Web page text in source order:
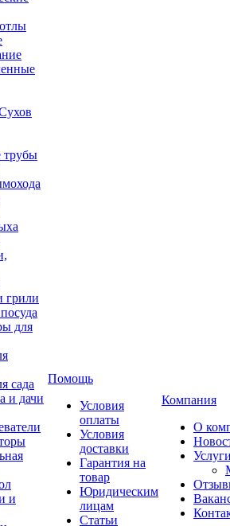
трубы
грили
для
сада
и дачи
и
Помощь
Условия
оплаты
Условия
доставки
Гарантия на
товар
Юридическим
лицам
Статьи
Компания
О